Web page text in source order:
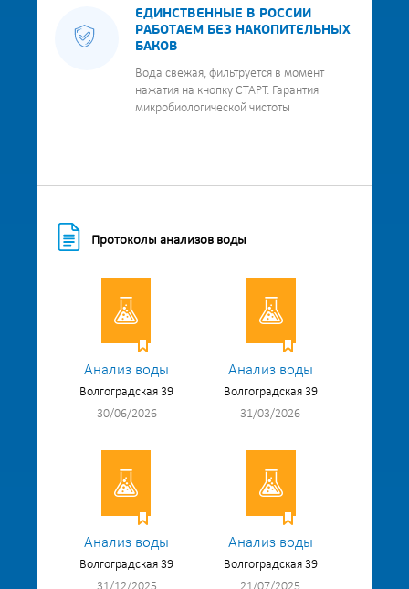
ЕДИНСТВЕННЫЕ В РОССИИ
РАБОТАЕМ БЕЗ НАКОПИТЕЛЬНЫХ
БАКОВ
Вода свежая, фильтруется в момент
нажатия на кнопку СТАРТ. Гарантия
микробиологической чистоты
Протоколы анализов воды
Анализ воды
Волгоградская 39
30/06/2026
Анализ воды
Волгоградская 39
31/03/2026
Анализ воды
Волгоградская 39
Анализ воды
Волгоградская 39